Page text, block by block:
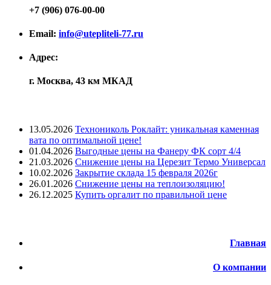
+7 (906) 076-00-00
Email: info@utepliteli-77.ru
Адрес:
г. Москва, 43 км МКАД
13.05.2026 Технониколь Роклайт: уникальная каменная
вата по оптимальной цене!
01.04.2026 Выгодные цены на Фанеру ФК сорт 4/4
21.03.2026 Снижение цены на Церезит Термо Универсал
10.02.2026 Закрытие склада 15 февраля 2026г
26.01.2026 Снижение цены на теплоизоляцию!
26.12.2025 Купить оргалит по правильной цене
Главная
О компании